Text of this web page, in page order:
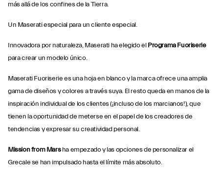
más allá de los confines de la Tierra.
Un Maserati especial para un cliente especial.
Innovadora por naturaleza, Maserati ha elegido elPrograma Fuoriserie
para crear un modelo único.
Maserati Fuoriserie es una hoja en blanco y la marca ofrece una amplia
gama de diseños y colores a través suya. El resto queda en manos de la
inspiración individual de los clientes (¡incluso de los marcianos!), que
tienen la oportunidad de meterse en el papel de los creadores de
tendencias y expresar su creatividad personal.
Mission from Marsha empezado y las opciones de personalizar el
Grecale se han impulsado hasta el límite más absoluto.